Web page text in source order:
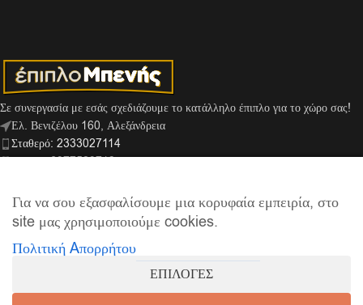
Σε συνεργασία με εσάς σχεδιάζουμε το κατάλληλο έπιπλο για το χώρο σας!
Ελ. Βενιζέλου 160, Αλεξάνδρεια
Σταθερό: 2333027114
Κινητό: 6977529713
info@mpenis.gr
ΣΎΝΔΕΣΜΟΙ
ΠΛΗΡΟΦΟΡΊΕΣ
Για να σου εξασφαλίσουμε μια κορυφαία εμπειρία, στο
site μας χρησιμοποιούμε cookies.
Πολιτική Aπορρήτου
ΕΠΙΛΟΓΕΣ